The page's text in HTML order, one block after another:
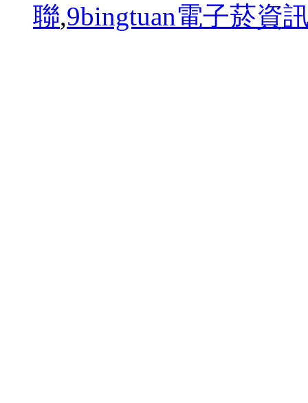
聯,9bingtuan電子菸資